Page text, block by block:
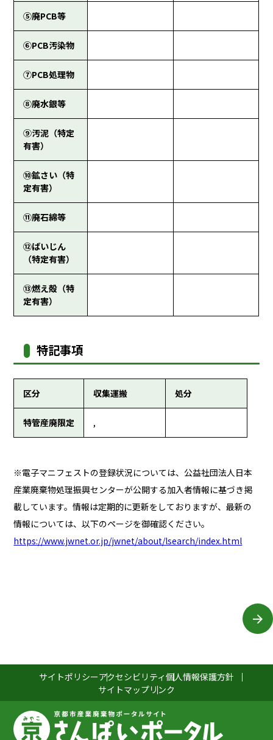
⑤廃PCB等
⑥PCB汚染物
⑦PCB処理物
⑧廃水銀等
⑨汚泥（特定
有害）
⑩鉱さい（特
定有害）
⑪廃石綿等
⑫ばいじん
（特定有害）
⑬燃え殻（特
定有害）
特記事項
区分 収集運搬 処分
特管産廃限定 ,
※電子マニフェストの登録状況については、公益社団法人日本
産業廃棄物処理振興センターが公開する加入者情報に基づき掲
載しています。情報は定期的に更新をしておりますが、最新の
情報については、以下のページを御確認ください。
https://www.jwnet.or.jp/jwnet/about/lsearch/index.html
サイトポリシーアクセシビリティ個人情報保護方針
サイトマップリンク